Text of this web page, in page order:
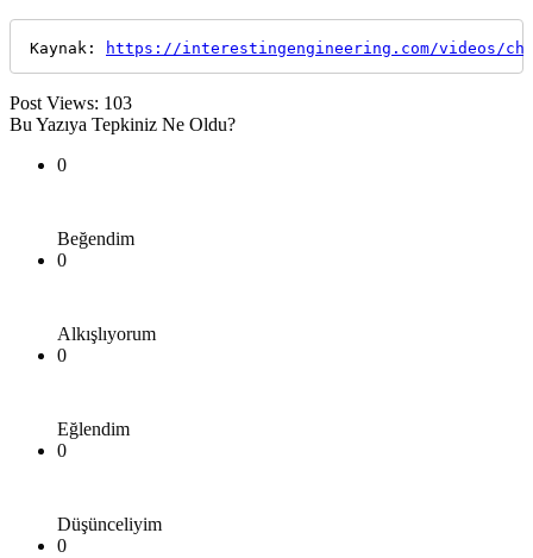
Kaynak: https://interestingengineering.com/videos/
Post Views: 103
Bu Yazıya Tepkiniz Ne Oldu?
0
Beğendim
0
Alkışlıyorum
0
Eğlendim
0
Düşünceliyim
0